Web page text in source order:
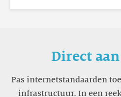
Direct
Pas internetstandaarden
infrastructuur. In een